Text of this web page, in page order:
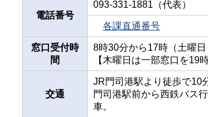
電話番号
093-331-1881（代表）
各課直通番号
窓口受付時
間
8時30分から17時（土曜
【木曜日は一部窓口を19
交通
JR門司港駅より徒歩で10
門司港駅前から西鉄バス
車。